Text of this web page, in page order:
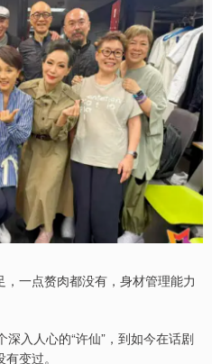
一点赘肉都没有，身材管理能力
入人心的“许仙”，到如今在话剧
变过。